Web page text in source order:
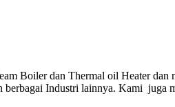
Boiler dan Thermal oil Heater
Industri lainnya. Kami juga